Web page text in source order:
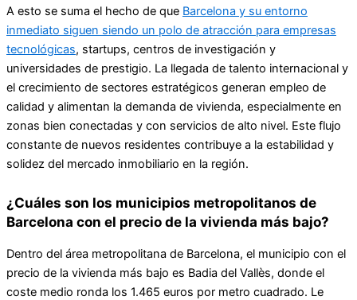
A esto se suma el hecho de que Barcelona y su entorno
inmediato siguen siendo un polo de atracción para empresas
tecnológicas, startups, centros de investigación y
universidades de prestigio. La llegada de talento internacional y
el crecimiento de sectores estratégicos generan empleo de
calidad y alimentan la demanda de vivienda, especialmente en
zonas bien conectadas y con servicios de alto nivel. Este flujo
constante de nuevos residentes contribuye a la estabilidad y
solidez del mercado inmobiliario en la región.
¿Cuáles son los municipios metropolitanos de
Barcelona con el precio de la vivienda más bajo?
Dentro del área metropolitana de Barcelona, el municipio con el
precio de la vivienda más bajo es Badia del Vallès, donde el
coste medio ronda los 1.465 euros por metro cuadrado. Le